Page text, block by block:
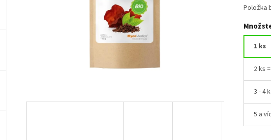
Položka
1 ks
2 ks
3 - 4
5 a